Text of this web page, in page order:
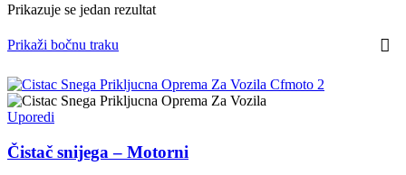
Prikazuje se jedan rezultat
Prikaži bočnu traku
Uporedi
Čistač snijega – Motorni